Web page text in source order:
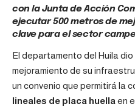
con la Junta de Acción
ejecutar 500 metros de
clave para el sector
El departamento del Huila
mejoramiento de su
un convenio que permitirá la
lineales de placa huellaen